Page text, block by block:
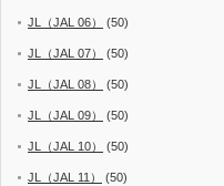
JL（JAL 06） (50)
JL（JAL 07） (50)
JL（JAL 08） (50)
JL（JAL 09） (50)
JL（JAL 10） (50)
JL（JAL 11） (50)